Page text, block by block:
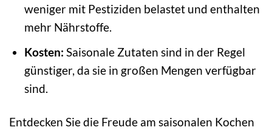
weniger mit Pestiziden belastet und enthalten
mehr Nährstoffe.
Kosten: Saisonale Zutaten sind in der Regel
günstiger, da sie in großen Mengen verfügbar
sind.
Entdecken Sie die Freude am saisonalen Kochen